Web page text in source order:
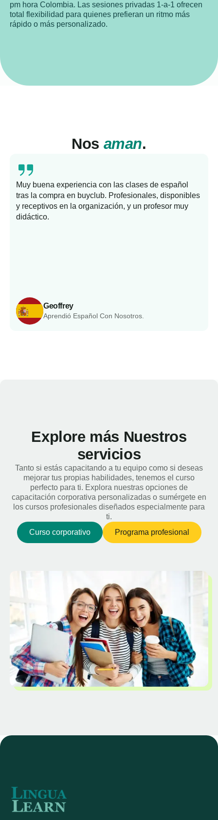
pm hora Colombia. Las sesiones privadas 1-a-1 ofrecen
total flexibilidad para quienes prefieran un ritmo más
rápido o más personalizado.
Nos aman.
Geoffrey
Aprendió Español Con Nosotros.
Muy buena experiencia con las clases de español
tras la compra en buyclub. Profesionales, disponibles
y receptivos en la organización, y un profesor muy
didáctico.
Explore más Nuestros
servicios
Tanto si estás capacitando a tu equipo como si deseas
mejorar tus propias habilidades, tenemos el curso
perfecto para ti. Explora nuestras opciones de
capacitación corporativa personalizadas o sumérgete en
los cursos profesionales diseñados especialmente para
ti.
Curso corporativo
Programa profesional